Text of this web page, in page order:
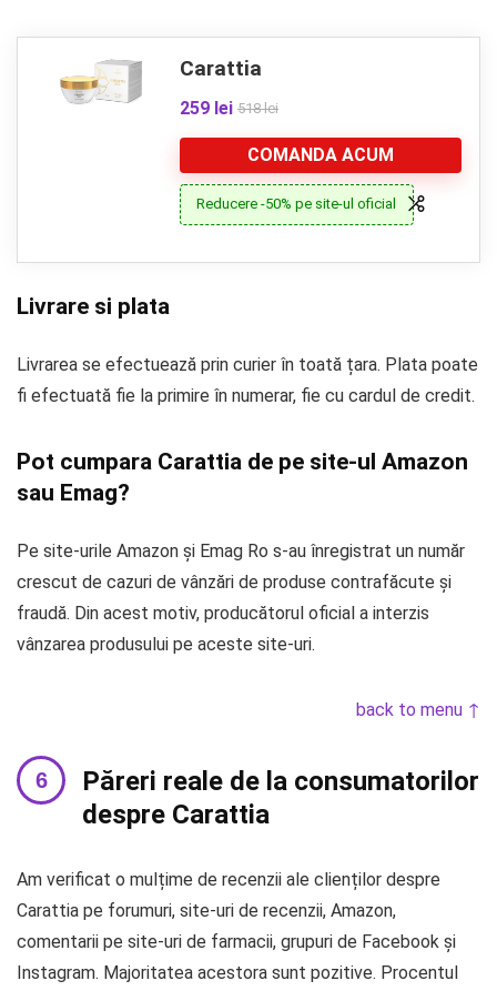
Carattia
259 lei 518 lei
COMANDA ACUM
Reducere -50% pe site-ul oficial
Livrare si plata
Livrarea se efectuează prin curier în toată țara. Plata poate
fi efectuată fie la primire în numerar, fie cu cardul de credit.
Pot cumpara Carattia de pe site-ul Amazon
sau Emag?
Pe site-urile Amazon și Emag Ro s-au înregistrat un număr
crescut de cazuri de vânzări de produse contrafăcute și
fraudă. Din acest motiv, producătorul oficial a interzis
vânzarea produsului pe aceste site-uri.
back to menu ↑
Păreri reale de la consumatorilor
despre Carattia
Am verificat o mulțime de recenzii ale clienților despre
Carattia pe forumuri, site-uri de recenzii, Amazon,
comentarii pe site-uri de farmacii, grupuri de Facebook și
Instagram. Majoritatea acestora sunt pozitive. Procentul